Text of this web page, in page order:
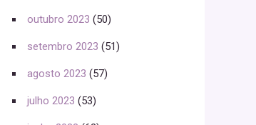
outubro 2023 (50)
setembro 2023 (51)
agosto 2023 (57)
julho 2023 (53)